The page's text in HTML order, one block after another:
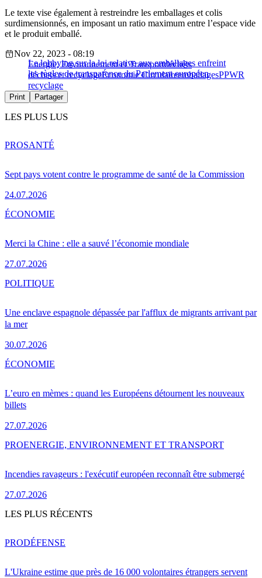
Le texte vise également à restreindre les emballages et colis
surdimensionnés, en imposant un ratio maximum entre l’espace vide
et le produit emballé.
Le lobbying sur la loi relative aux emballages enfreint
les règles de transparence du Parlement européen
Nov 22, 2023 - 08:19
Energie, Environnement et Transportdéchêts
déchets et recyclageÉconomie CirculaireemballagesPPWR
recyclage
Print Partager
LES PLUS LUS
Sept pays votent contre le programme de santé de la Commission
24.07.2026
PROSANTÉ
Merci la Chine : elle a sauvé l’économie mondiale
27.07.2026
ÉCONOMIE
Une enclave espagnole dépassée par l'afflux de migrants arrivant par
la mer
30.07.2026
POLITIQUE
L’euro en mèmes : quand les Européens détournent les nouveaux
billets
27.07.2026
ÉCONOMIE
Incendies ravageurs : l'exécutif européen reconnaît être submergé
27.07.2026
PROENERGIE, ENVIRONNEMENT ET TRANSPORT
LES PLUS RÉCENTS
L'Ukraine estime que près de 16 000 volontaires étrangers servent
PRODÉFENSE